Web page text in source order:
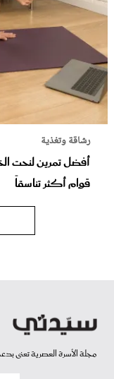
رشاقة وتغذية
أفضل تمرين لنحت
قوام أكثر تناسقاً
مجلة الأسرة العصرية تعنى